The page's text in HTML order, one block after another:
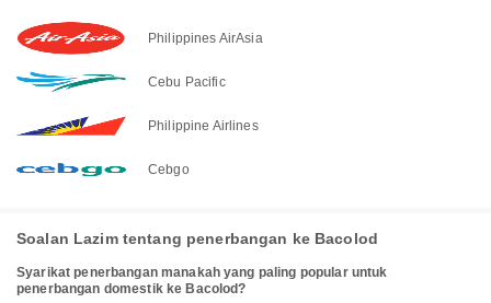
Philippines AirAsia
Cebu Pacific
Philippine Airlines
Cebgo
Soalan Lazim tentang penerbangan ke Bacolod
Syarikat penerbangan manakah yang paling popular untuk
penerbangan domestik ke Bacolod?